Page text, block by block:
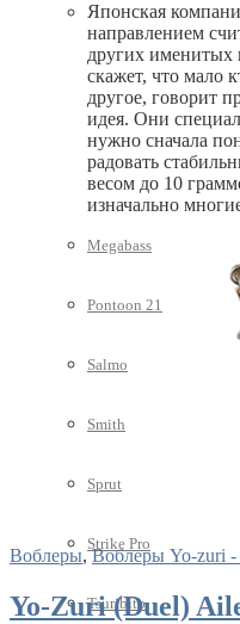
Японская
направлением
других именитых
скажет, что мало
другое, говорит
идея. Они
нужно сначала
радовать
весом до 10
изначально
Megabass
Pontoon 21
Salmo
Smith
Sprut
Strike Pro
Tsuribito
Воблеры,Воблеры Yo-zuri -
Yo-Zuri (Duel)